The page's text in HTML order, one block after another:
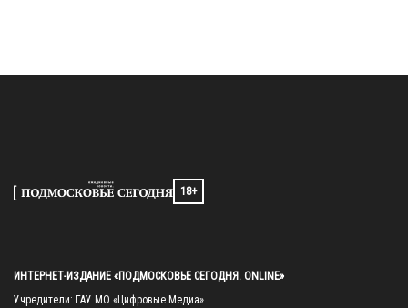
18+
ИНТЕРНЕТ-ИЗДАНИЕ «ПОДМОСКОВЬЕ СЕГОДНЯ. ONLINE»
Учредители: ГАУ МО «Цифровые Медиа»